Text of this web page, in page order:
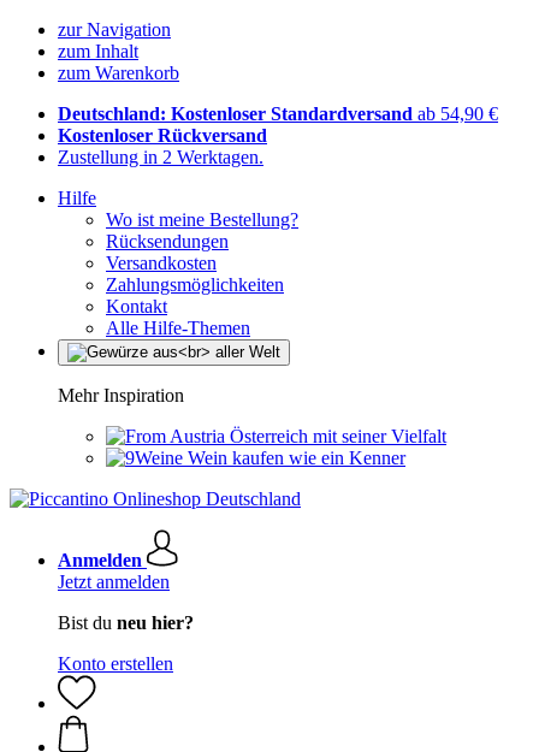
zur Navigation
zum Inhalt
zum Warenkorb
Deutschland: Kostenloser Standardversand ab 54,90 €
Kostenloser Rückversand
Zustellung in 2 Werktagen.
Hilfe
Wo ist meine Bestellung?
Rücksendungen
Versandkosten
Zahlungsmöglichkeiten
Kontakt
Alle Hilfe-Themen
Mehr Inspiration
Österreich mit seiner Vielfalt
Wein kaufen wie ein Kenner
Anmelden
Jetzt anmelden
Bist du neu hier?
Konto erstellen